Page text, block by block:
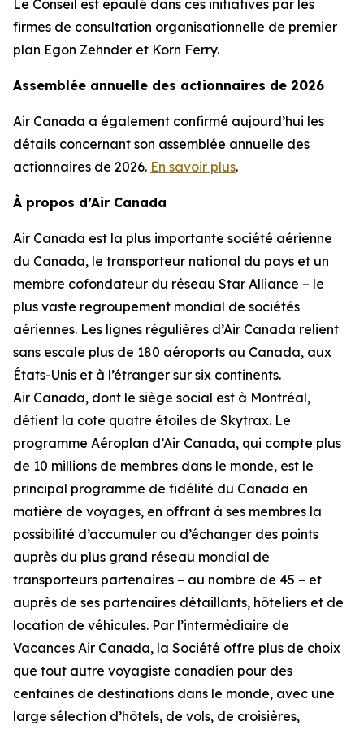
Le Conseil est épaulé dans ces initiatives par les
firmes de consultation organisationnelle de premier
plan Egon Zehnder et Korn Ferry.
Assemblée annuelle des actionnaires de 2026
Air Canada a également confirmé aujourd’hui les
détails concernant son assemblée annuelle des
actionnaires de 2026. En savoir plus.
À propos d’Air Canada
Air Canada est la plus importante société aérienne
du Canada, le transporteur national du pays et un
membre cofondateur du réseau Star Alliance – le
plus vaste regroupement mondial de sociétés
aériennes. Les lignes régulières d’Air Canada relient
sans escale plus de 180 aéroports au Canada, aux
États-Unis et à l’étranger sur six continents.
Air Canada, dont le siège social est à Montréal,
détient la cote quatre étoiles de Skytrax. Le
programme Aéroplan d’Air Canada, qui compte plus
de 10 millions de membres dans le monde, est le
principal programme de fidélité du Canada en
matière de voyages, en offrant à ses membres la
possibilité d’accumuler ou d’échanger des points
auprès du plus grand réseau mondial de
transporteurs partenaires – au nombre de 45 – et
auprès de ses partenaires détaillants, hôteliers et de
location de véhicules. Par l’intermédiaire de
Vacances Air Canada, la Société offre plus de choix
que tout autre voyagiste canadien pour des
centaines de destinations dans le monde, avec une
large sélection d’hôtels, de vols, de croisières,